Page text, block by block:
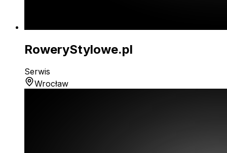
RoweryStylowe.pl
Serwis
Wrocław